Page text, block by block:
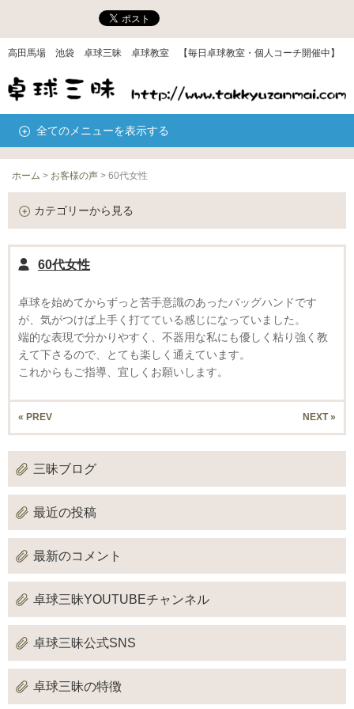
高田馬場 池袋 卓球三昧 卓球教室 【毎日卓球教室・個人コーチ開催中】
全てのメニューを表示する
ホーム > お客様の声 > 60代女性
カテゴリーから見る
60代女性
卓球を始めてからずっと苦手意識のあったバッグハンドです
が、気がつけば上手く打てている感じになっていました。
端的な表現で分かりやすく、不器用な私にも優しく粘り強く教
えて下さるので、とても楽しく通えています。
これからもご指導、宜しくお願いします。
NEXT »
« PREV
三昧ブログ
最近の投稿
最新のコメント
卓球三昧YOUTUBEチャンネル
卓球三昧公式SNS
卓球三昧の特徴